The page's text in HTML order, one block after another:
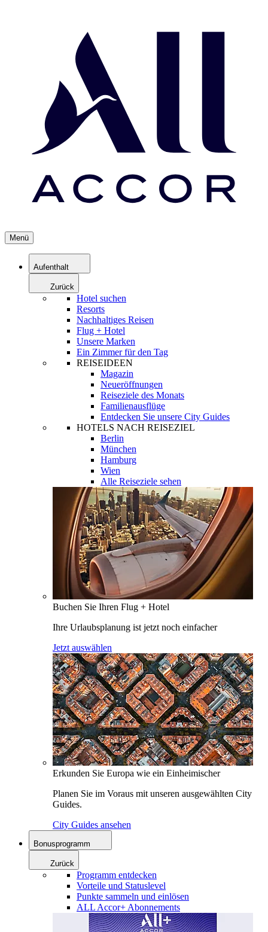
Menü
Aufenthalt
Zurück
Hotel suchen
Resorts
Nachhaltiges Reisen
Flug + Hotel
Unsere Marken
Ein Zimmer für den Tag
REISEIDEEN
Magazin
Neueröffnungen
Reiseziele des Monats
Familienausflüge
Entdecken Sie unsere City Guides
HOTELS NACH REISEZIEL
Berlin
München
Hamburg
Wien
Alle Reiseziele sehen
Buchen Sie Ihren Flug + Hotel
Ihre Urlaubsplanung ist jetzt noch einfacher
Jetzt auswählen
Erkunden Sie Europa wie ein Einheimischer
Planen Sie im Voraus mit unseren ausgewählten City
Guides.
City Guides ansehen
Bonusprogramm
Zurück
Programm entdecken
Vorteile und Statuslevel
Punkte sammeln und einlösen
ALL Accor+ Abonnements